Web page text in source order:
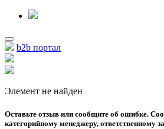
b2b портал
Элемент не найден
Оставьте отзыв или сообщите об ошибке.
категорийному менеджеру, ответственному